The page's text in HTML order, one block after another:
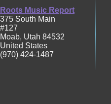
Roots Music Report
375 South Main
#127
Moab, Utah 84532
United States
(970) 424-1487